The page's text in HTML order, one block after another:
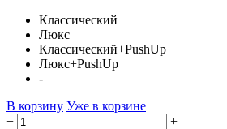
Классический
Люкс
Классический+PushUp
Люкс+PushUp
-
В корзину Уже в корзине
−
+